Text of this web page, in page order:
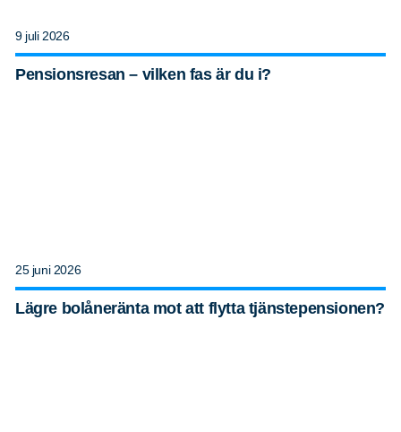
9 juli 2026
Pensionsresan – vilken fas är du i?
25 juni 2026
Lägre bolåneränta mot att flytta tjänstepensionen?